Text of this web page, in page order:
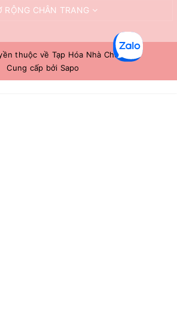
RỘNG CHÂN TRANG
thuộc về Tạp Hóa Nhà Chuê
Cung cấp bởi Sapo